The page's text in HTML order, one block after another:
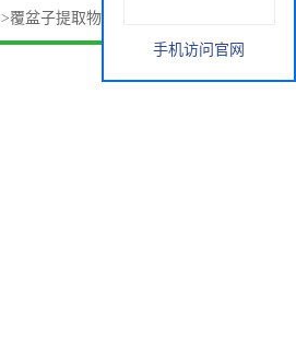
>覆盆子提取物 全水溶 覆盆子粉
手机访问官网